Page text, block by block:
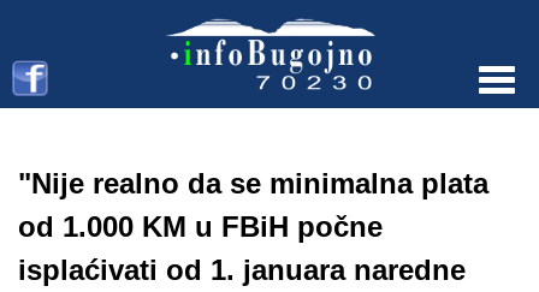
"Nije realno da se minimalna plata
od 1.000 KM u FBiH počne
isplaćivati od 1. januara naredne